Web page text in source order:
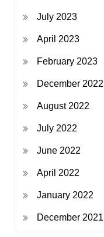
July 2023
April 2023
February 2023
December 2022
August 2022
July 2022
June 2022
April 2022
January 2022
December 2021